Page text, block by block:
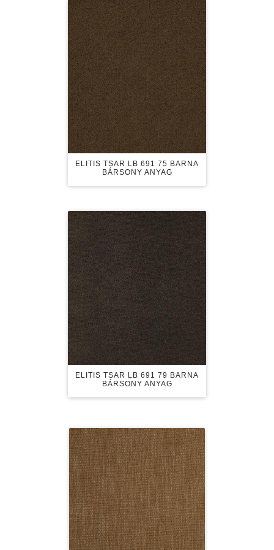
ELITIS TSAR LB 691 75 BARNA
BÁRSONY ANYAG
ELITIS TSAR LB 691 79 BARNA
BÁRSONY ANYAG